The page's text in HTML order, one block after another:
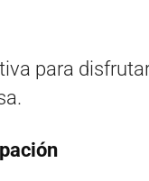
para